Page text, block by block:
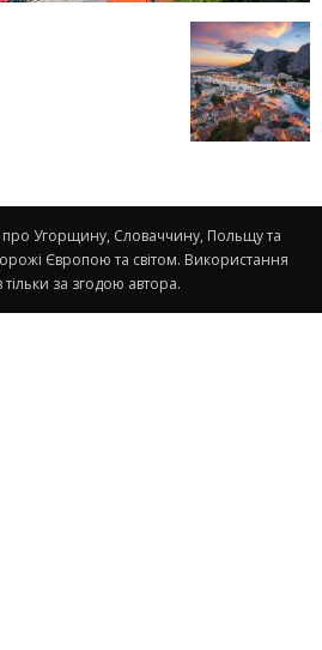
про Угорщину, Словаччину, Польщу та
Європою та світом. Використання
тільки за згодою автора.